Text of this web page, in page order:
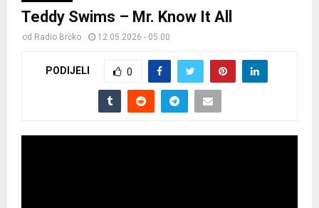
Teddy Swims – Mr. Know It All
od Radio Brčko 12.05.2026 - 05:00
PODIJELI 0